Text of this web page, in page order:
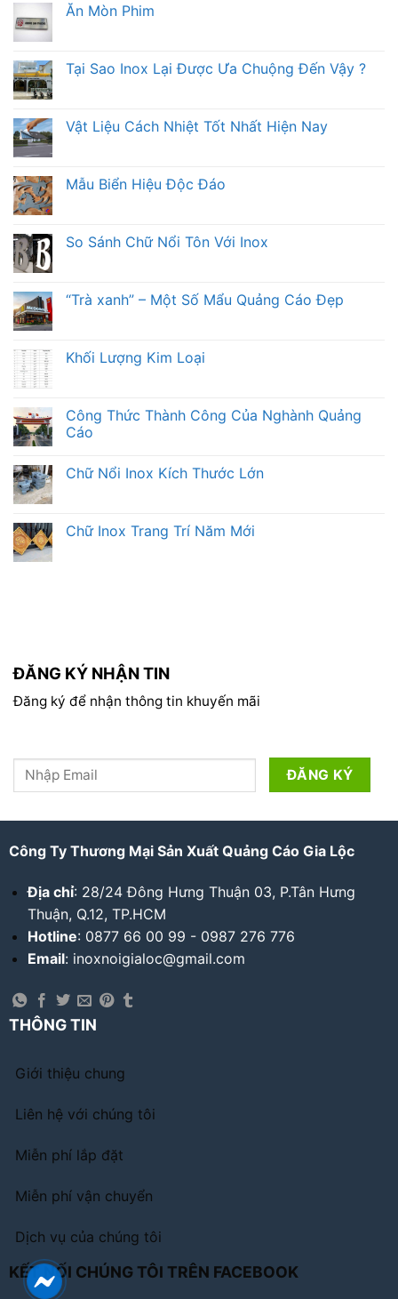
Ăn Mòn Phim
Tại Sao Inox Lại Được Ưa Chuộng Đến Vậy ?
Vật Liệu Cách Nhiệt Tốt Nhất Hiện Nay
Mẫu Biển Hiệu Độc Đáo
So Sánh Chữ Nổi Tôn Với Inox
“Trà xanh” – Một Số Mẩu Quảng Cáo Đẹp
Khối Lượng Kim Loại
Công Thức Thành Công Của Nghành Quảng
Cáo
Chữ Nổi Inox Kích Thước Lớn
Chữ Inox Trang Trí Năm Mới
ĐĂNG KÝ NHẬN TIN
Đăng ký để nhận thông tin khuyến mãi
Công Ty Thương Mại Sản Xuất Quảng Cáo Gia Lộc
Địa chỉ: 28/24 Đông Hưng Thuận 03, P.Tân Hưng
Thuận, Q.12, TP.HCM
Hotline: 0877 66 00 99 - 0987 276 776
Email: inoxnoigialoc@gmail.com
THÔNG TIN
Giới thiệu chung
Liên hệ với chúng tôi
Miễn phí lắp đặt
Miễn phí vận chuyển
Dịch vụ của chúng tôi
KẾT NỐI CHÚNG TÔI TRÊN FACEBOOK